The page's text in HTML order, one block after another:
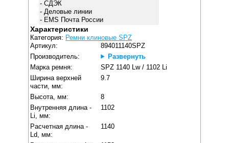
- СДЭК
- Деловые линии
- EMS Почта России
Характеристики
Категория: Ремни клиновые SPZ
Артикул:
894011140SPZ
Производитель:
Развернуть
Марка ремня:
SPZ 1140 Lw / 1102 Li
Ширина верхней
части, мм:
9.7
Высота, мм:
8
Внутренняя длина -
Li, мм:
1102
Расчетная длина -
Ld, мм:
1140